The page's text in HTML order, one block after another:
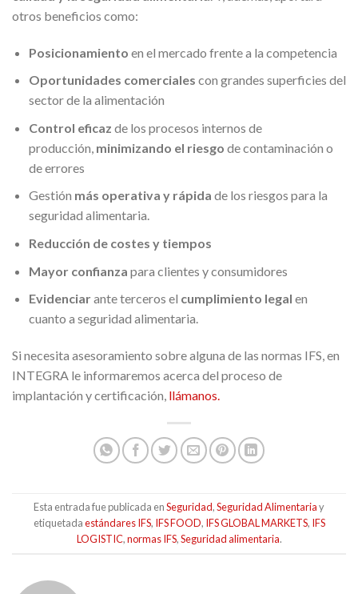
otros beneficios como:
Posicionamiento en el mercado frente a la competencia
Oportunidades comerciales con grandes superficies del
sector de la alimentación
Control eficaz de los procesos internos de
producción, minimizando el riesgo de contaminación o
de errores
Gestión más operativa y rápida de los riesgos para la
seguridad alimentaria.
Reducción de costes y tiempos
Mayor confianza para clientes y consumidores
Evidenciarante terceros el cumplimiento legal en
cuanto a seguridad alimentaria.
Si necesita asesoramiento sobre alguna de las normas IFS, en
INTEGRA le informaremos acerca del proceso de
implantación y certificación, llámanos.
Esta entrada fue publicada enSeguridad,Seguridad Alimentariay
etiquetadaestándares IFS, IFS FOOD, IFS GLOBAL MARKETS, IFS
LOGISTIC,normas IFS,Seguridad alimentaria.